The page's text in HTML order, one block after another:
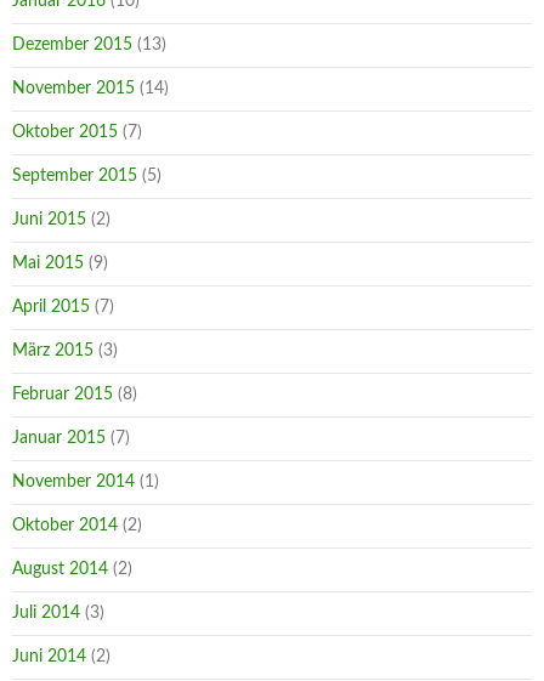
Dezember 2015 (13)
November 2015 (14)
Oktober 2015 (7)
September 2015 (5)
Juni 2015 (2)
Mai 2015 (9)
April 2015 (7)
März 2015 (3)
Februar 2015 (8)
Januar 2015 (7)
November 2014 (1)
Oktober 2014 (2)
August 2014 (2)
Juli 2014 (3)
Juni 2014 (2)